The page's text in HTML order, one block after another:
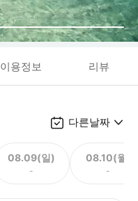
이용정보 리뷰
다른날짜
08.09(일)
-
08.10(월)
-